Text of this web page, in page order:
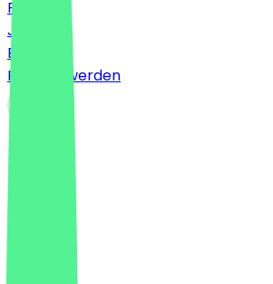
FAQ
Jobs
Blog
Partner werden